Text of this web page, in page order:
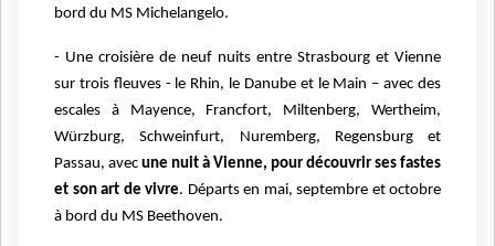
bord du MS Michelangelo.
- Une croisière de neuf nuits entre Strasbourg et Vienne
sur trois fleuves - le Rhin, le Danube et le Main – avec des
escales à Mayence, Francfort, Miltenberg, Wertheim,
Würzburg, Schweinfurt, Nuremberg, Regensburg et
Passau, avec une nuit à Vienne, pour découvrir ses fastes
et son art de vivre. Départs en mai, septembre et octobre
à bord du MS Beethoven.